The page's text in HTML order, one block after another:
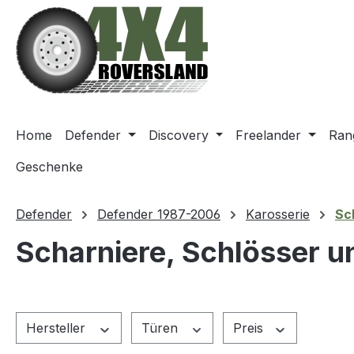
Hauptinhalt springen
Zur Suche springen
Zur Hauptnavigation springen
Home Defender Discovery Freelander
Geschenke
Defender Defender 1987-2006 Karosserie
Scharniere, Schlösser
Hersteller Türen Preis